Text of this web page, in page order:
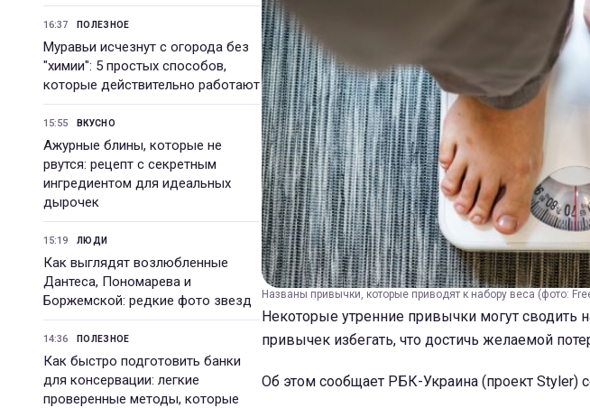
16:37 ПОЛЕЗНОЕ
Муравьи исчезнут с огорода без
"химии": 5 простых способов,
которые действительно работают
15:55 ВКУСНО
Ажурные блины, которые не
рвутся: рецепт с секретным
ингредиентом для идеальных
дырочек
15:19 ЛЮДИ
Как выглядят возлюбленные
Дантеса, Пономарева и
Боржемской: редкие фото звезд
14:36 ПОЛЕЗНОЕ
Как быстро подготовить банки
для консервации: легкие
проверенные методы, которые
Названы привычки, которые приводят к набору веса (фото:
Некоторые утренние привычки могут сводить
привычек избегать, что достичь желаемой
Об этом сообщает РБК-Украина (проект Styler)